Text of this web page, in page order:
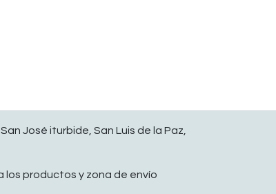
José iturbide, San Luis de la Paz,
a los productos y zona de envío